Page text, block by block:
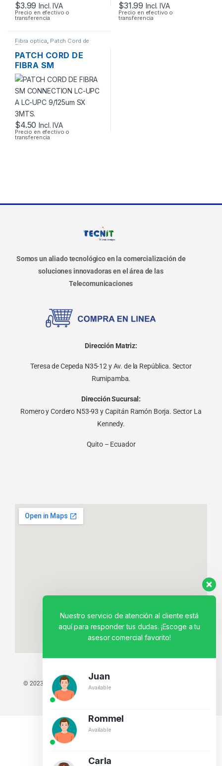
$3.99 Incl. IVA
Precio en efectivo o
transferencia
$31.99 Incl. IVA
Precio en efectivo o
transferencia
Fibra optica, Patch Cord de
Fibra
PATCH CORD DE
FIBRA SM
CONNECTION LC-
UPC A LC-UPC
9/125UM SX 3MTS.
$4.50 Incl. IVA
Precio en efectivo o
transferencia
Somos un aliado tecnológico en la comercialización de
soluciones innovadoras en el área de las
Telecomunicaciones
Dirección Matriz:
Teresa de Cepeda N35-12 y Av. de la República. Sector
Rumipamba.
Dirección Sucursal:
Romero y Cordero N53-93 y Capitán Ramón Borja. Sector La
Kennedy.
Quito – Ecuador
© 2023 TODOS LOS DERECHOS RESERVADOS - TECNIT TU TIENDA
TECNOLÓGICA.
Nuestro servicio de atención al cliente está
aquí para responder tus dudas. ¡Escoge a tu
asesor comercial favorito!
Juan
Available
Rommel
Available
Carla